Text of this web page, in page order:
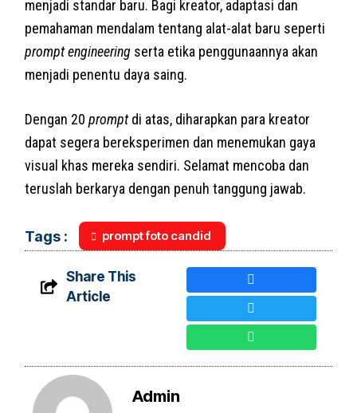
menjadi standar baru. Bagi kreator, adaptasi dan
pemahaman mendalam tentang alat-alat baru seperti
prompt engineering serta etika penggunaannya akan
menjadi penentu daya saing.
Dengan 20promptdi atas, diharapkan para kreator
dapat segera bereksperimen dan menemukan gaya
visual khas mereka sendiri. Selamat mencoba dan
teruslah berkarya dengan penuh tanggung jawab.
Tags : prompt foto candid
Share This
Article
Admin